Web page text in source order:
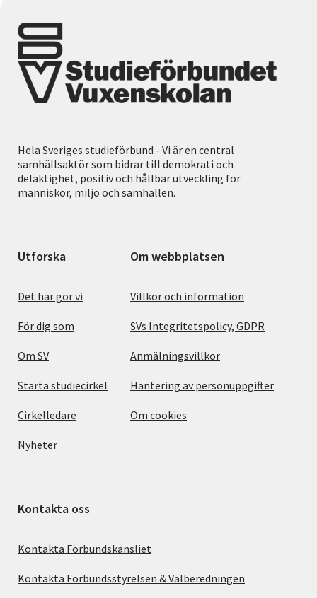
Hela Sveriges studieförbund - Vi är en central
samhällsaktör som bidrar till demokrati och
delaktighet, positiv och hållbar utveckling för
människor, miljö och samhällen.
Utforska
Det här gör vi
För dig som
Om SV
Starta studiecirkel
Cirkelledare
Nyheter
Om webbplatsen
Villkor och information
SVs Integritetspolicy, GDPR
Anmälningsvillkor
Hantering av personuppgifter
Om cookies
Kontakta oss
Kontakta Förbundskansliet
Kontakta Förbundsstyrelsen & Valberedningen